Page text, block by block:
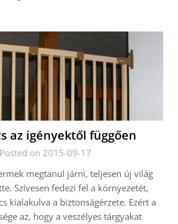
az igényektől függően
Posted on 2015-09-17
megtanul járni, teljesen új világ
Szívesen fedezi fel a környezetét,
kialakulva a biztonságérzete. Ezért a
az, hogy a veszélyes tárgyakat